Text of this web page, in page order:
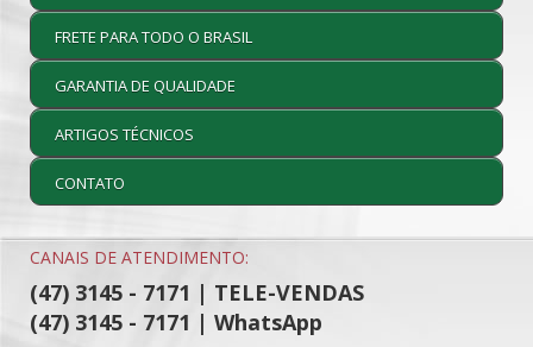
FRETE PARA TODO O BRASIL
GARANTIA DE QUALIDADE
ARTIGOS TÉCNICOS
CONTATO
CANAIS DE ATENDIMENTO:
(47) 3145 - 7171 | TELE-VENDAS
(47) 3145 - 7171 | WhatsApp